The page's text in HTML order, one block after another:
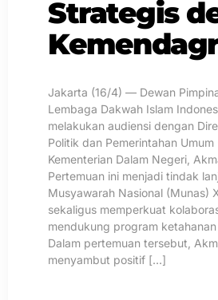
Strategis
Jakarta (16/4) — Dewan
Lembaga Dakwah Islam
melakukan audiensi dengan
Politik dan Pemerintahan Umum
Kementerian Dalam Negeri,
Pertemuan ini menjadi tindak
Musyawarah Nasional (Munas)
sekaligus memperkuat
mendukung program
Dalam pertemuan tersebut,
menyambut positif […]